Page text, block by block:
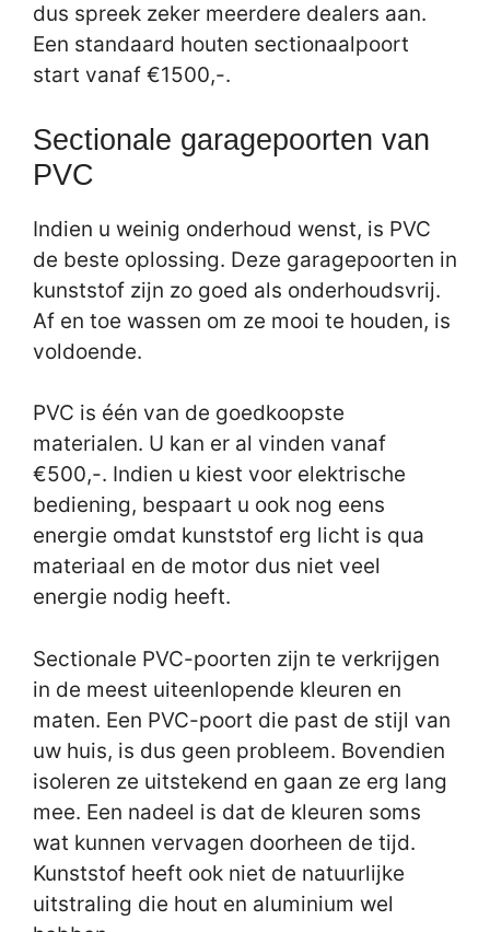
dus spreek zeker meerdere dealers aan.
Een standaard houten sectionaalpoort
start vanaf €1500,-.
Sectionale garagepoorten van
PVC
Indien u weinig onderhoud wenst, is PVC
de beste oplossing. Deze garagepoorten in
kunststof zijn zo goed als onderhoudsvrij.
Af en toe wassen om ze mooi te houden, is
voldoende.
PVC is één van de goedkoopste
materialen. U kan er al vinden vanaf
€500,-. Indien u kiest voor elektrische
bediening, bespaart u ook nog eens
energie omdat kunststof erg licht is qua
materiaal en de motor dus niet veel
energie nodig heeft.
Sectionale PVC-poorten zijn te verkrijgen
in de meest uiteenlopende kleuren en
maten. Een PVC-poort die past de stijl van
uw huis, is dus geen probleem. Bovendien
isoleren ze uitstekend en gaan ze erg lang
mee. Een nadeel is dat de kleuren soms
wat kunnen vervagen doorheen de tijd.
Kunststof heeft ook niet de natuurlijke
uitstraling die hout en aluminium wel